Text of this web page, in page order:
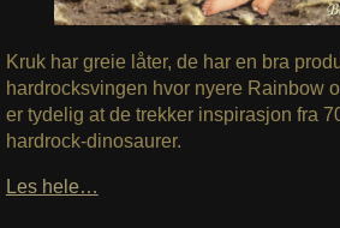
Kruk har greie låter, de har en bra
hardrocksvingen hvor nyere Rainbow
er tydelig at de trekker inspirasjon fra
hardrock-dinosaurer.
Les hele…